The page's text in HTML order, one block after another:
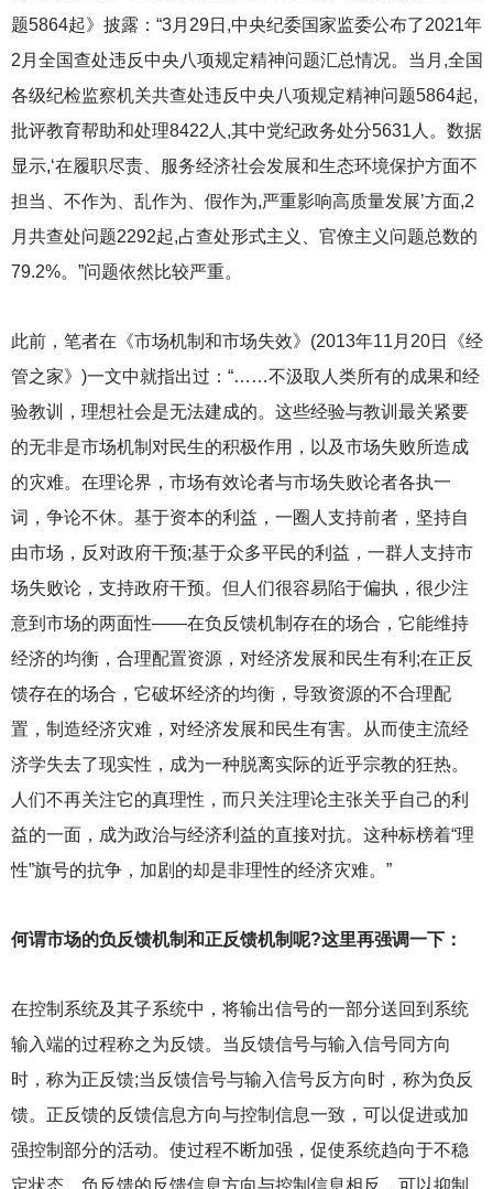
题5864起》披露：“3月29日,中央纪委国家监委公布了2021年
2月全国查处违反中央八项规定精神问题汇总情况。当月,全国
各级纪检监察机关共查处违反中央八项规定精神问题5864起,
批评教育帮助和处理8422人,其中党纪政务处分5631人。数据
显示,‘在履职尽责、服务经济社会发展和生态环境保护方面不
担当、不作为、乱作为、假作为,严重影响高质量发展’方面,2
月共查处问题2292起,占查处形式主义、官僚主义问题总数的
79.2%。”问题依然比较严重。
此前，笔者在《市场机制和市场失效》(2013年11月20日《经
管之家》)一文中就指出过：“……不汲取人类所有的成果和经
验教训，理想社会是无法建成的。这些经验与教训最关紧要
的无非是市场机制对民生的积极作用，以及市场失败所造成
的灾难。在理论界，市场有效论者与市场失败论者各执一
词，争论不休。基于资本的利益，一圈人支持前者，坚持自
由市场，反对政府干预;基于众多平民的利益，一群人支持市
场失败论，支持政府干预。但人们很容易陷于偏执，很少注
意到市场的两面性——在负反馈机制存在的场合，它能维持
经济的均衡，合理配置资源，对经济发展和民生有利;在正反
馈存在的场合，它破坏经济的均衡，导致资源的不合理配
置，制造经济灾难，对经济发展和民生有害。从而使主流经
济学失去了现实性，成为一种脱离实际的近乎宗教的狂热。
人们不再关注它的真理性，而只关注理论主张关乎自己的利
益的一面，成为政治与经济利益的直接对抗。这种标榜着“理
性”旗号的抗争，加剧的却是非理性的经济灾难。”
何谓市场的负反馈机制和正反馈机制呢?这里再强调一下：
在控制系统及其子系统中，将输出信号的一部分送回到系统
输入端的过程称之为反馈。当反馈信号与输入信号同方向
时，称为正反馈;当反馈信号与输入信号反方向时，称为负反
馈。正反馈的反馈信息方向与控制信息一致，可以促进或加
强控制部分的活动。使过程不断加强，促使系统趋向于不稳
定状态。负反馈的反馈信息方向与控制信息相反，可以抑制